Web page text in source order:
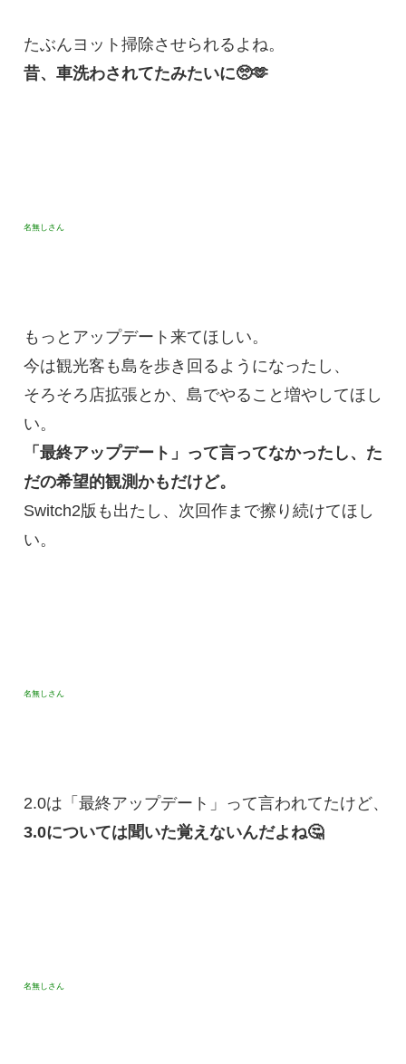
たぶんヨット掃除させられるよね。
昔、車洗わされてたみたいに🥺🫶
名無しさん
もっとアップデート来てほしい。
今は観光客も島を歩き回るようになったし、
そろそろ店拡張とか、島でやること増やしてほし
い。
「最終アップデート」って言ってなかったし、た
だの希望的観測かもだけど。
Switch2版も出たし、次回作まで擦り続けてほし
い。
名無しさん
2.0は「最終アップデート」って言われてたけど、
3.0については聞いた覚えないんだよね🤔
名無しさん